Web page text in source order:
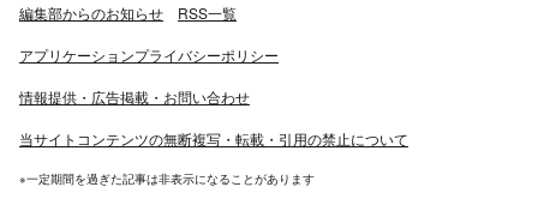
編集部からのお知らせ RSS一覧
アプリケーションプライバシーポリシー
情報提供・広告掲載・お問い合わせ
当サイトコンテンツの無断複写・転載・引用の禁止について
※一定期間を過ぎた記事は非表示になることがあります